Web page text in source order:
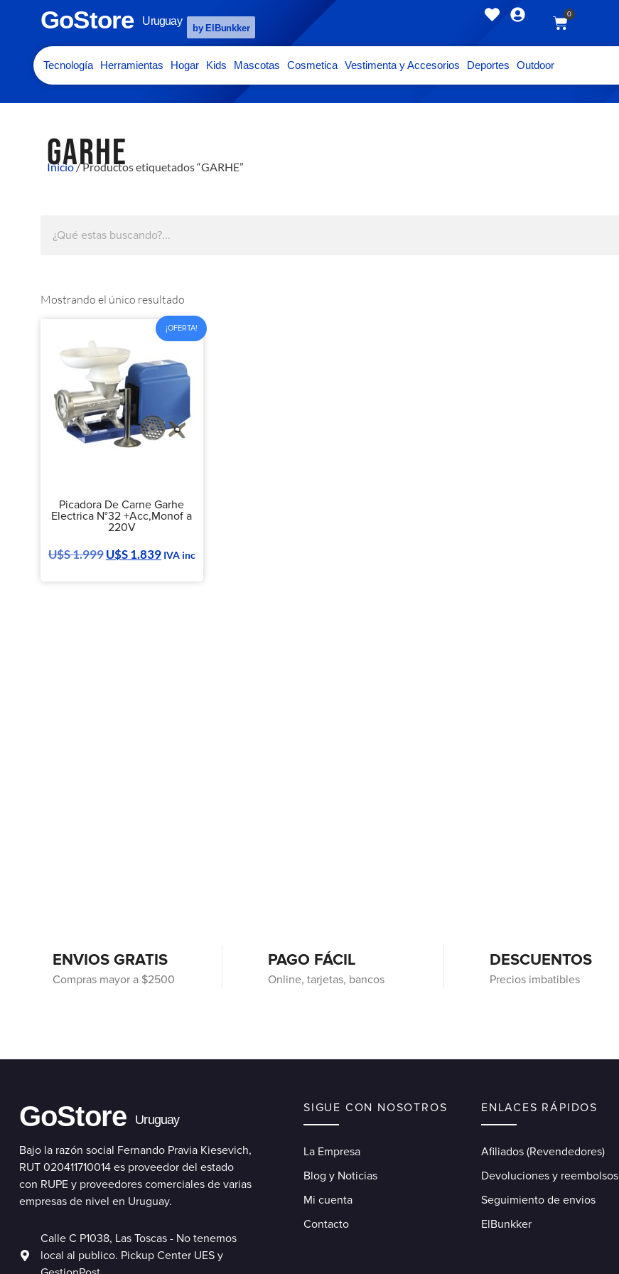
GoStore Uruguay
by ElBunkker
0
Tecnología Herramientas Hogar Kids Mascotas Cosmetica Vestimenta y Accesorios Deportes Outdoor
GARHE
Inicio/ Productos etiquetados “GARHE”
Mostrando el único resultado
¡OFERTA!
Picadora De Carne Garhe
Electrica N°32 +Acc,Monof a
220V
U$S1.999 U$S1.839 IVA inc
ENVIOS GRATIS
Compras mayor a $2500
PAGO FÁCIL
Online, tarjetas, bancos
DESCUENTOS
Precios imbatibles
GoStore Uruguay
Bajo la razón social Fernando Pravia Kiesevich,
RUT 020411710014 es proveedor del estado
con RUPE y proveedores comerciales de varias
empresas de nivel en Uruguay.
Calle C P1038, Las Toscas - No tenemos
local al publico. Pickup Center UES y
SIGUE CON NOSOTROS
La Empresa
Blog y Noticias
Mi cuenta
Contacto
ENLACES RÁPIDOS
Afiliados (Revendedores)
Devoluciones y reembolsos
Seguimiento de envios
ElBunkker